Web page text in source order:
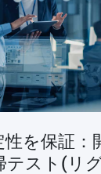
を保証：
テスト(リ